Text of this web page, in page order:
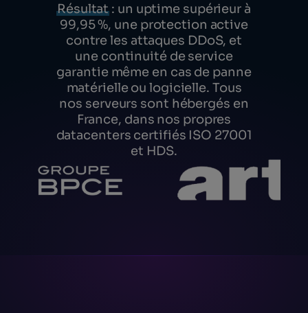
Résultat: un uptime supérieur à
99,95 %, une protection active
contre les attaques DDoS, et
une continuité de service
garantie même en cas de panne
matérielle ou logicielle. Tous
nos serveurs sont hébergés en
France, dans nos propres
datacenters certifiés ISO 27001
et HDS.